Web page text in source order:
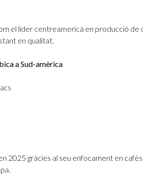
el líder centreamericà en producció de
en qualitat.
a Sud-amèrica
2025 gràcies al seu enfocament en